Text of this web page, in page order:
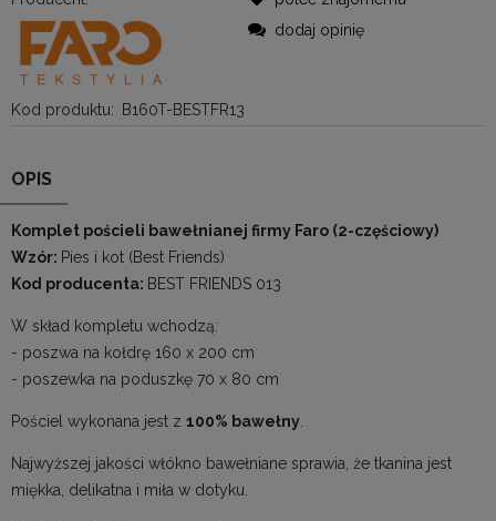
Kod produktu: B160T-BESTFR13
dodaj opinię
OPIS
Komplet pościeli bawełnianej firmy Faro (2-częściowy)
Wzór: Pies i kot (Best Friends)
Kod producenta: BEST FRIENDS 013
W skład kompletu wchodzą:
- poszwa na kołdrę 160 x 200 cm
- poszewka na poduszkę 70 x 80 cm
Pościel wykonana jest z 100% bawełny
Najwyższej jakości włókno bawełniane sprawia, że tkanina jest
miękka, delikatna i miła w dotyku.